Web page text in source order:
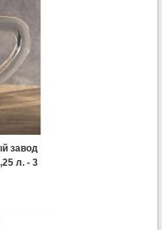
завод
л. - 3